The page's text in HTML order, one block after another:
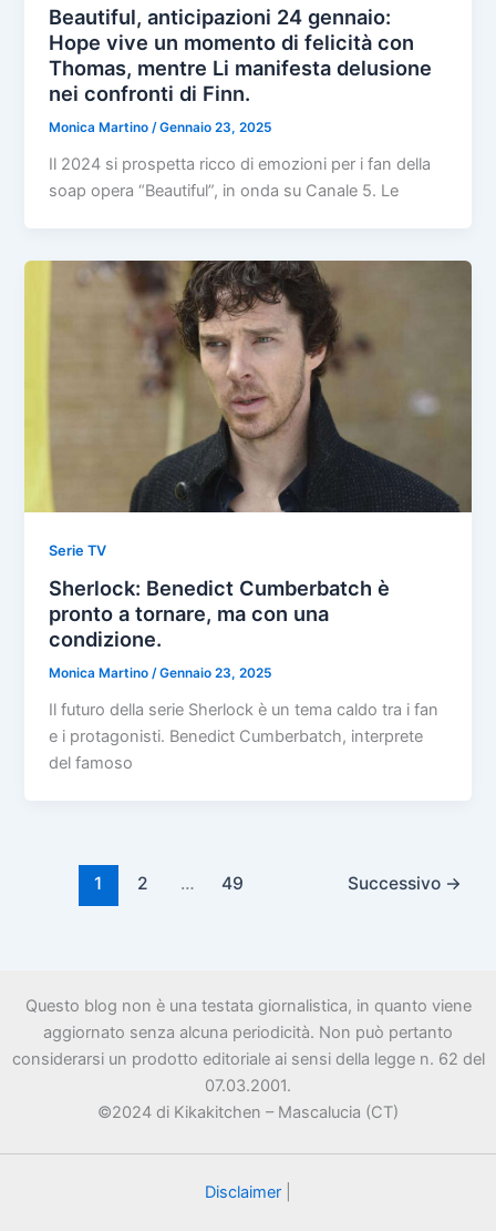
Beautiful, anticipazioni 24 gennaio:
Hope vive un momento di felicità con
Thomas, mentre Li manifesta delusione
nei confronti di Finn.
Monica Martino/Gennaio 23, 2025
Il 2024 si prospetta ricco di emozioni per i fan della
soap opera “Beautiful”, in onda su Canale 5. Le
Serie TV
Sherlock: Benedict Cumberbatch è
pronto a tornare, ma con una
condizione.
Monica Martino/Gennaio 23, 2025
Il futuro della serie Sherlock è un tema caldo tra i fan
e i protagonisti. Benedict Cumberbatch, interprete
del famoso
1 2 … 49 Successivo →
Questo blog non è una testata giornalistica, in quanto viene
aggiornato senza alcuna periodicità. Non può pertanto
considerarsi un prodotto editoriale ai sensi della legge n. 62 del
07.03.2001.
©2024 di Kikakitchen – Mascalucia (CT)
Disclaimer